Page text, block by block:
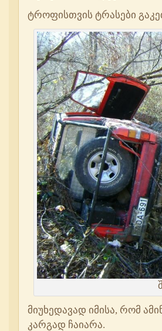
ტროფისთვის ტრასები
მიუხედავად იმისა, რომ
კარგად ჩაიარა.